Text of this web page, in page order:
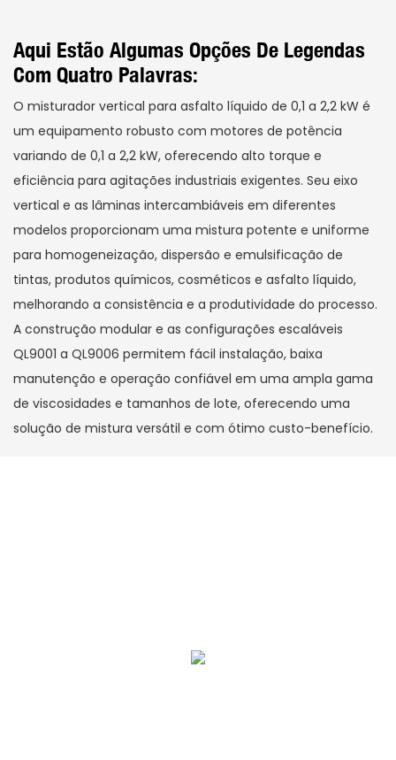
Aqui Estão Algumas Opções De Legendas
Com Quatro Palavras:
O misturador vertical para asfalto líquido de 0,1 a 2,2 kW é
um equipamento robusto com motores de potência
variando de 0,1 a 2,2 kW, oferecendo alto torque e
eficiência para agitações industriais exigentes. Seu eixo
vertical e as lâminas intercambiáveis ​​em diferentes
modelos proporcionam uma mistura potente e uniforme
para homogeneização, dispersão e emulsificação de
tintas, produtos químicos, cosméticos e asfalto líquido,
melhorando a consistência e a produtividade do processo.
A construção modular e as configurações escaláveis ​​
QL9001 a QL9006 permitem fácil instalação, baixa
manutenção e operação confiável em uma ampla gama
de viscosidades e tamanhos de lote, oferecendo uma
solução de mistura versátil e com ótimo custo-benefício.